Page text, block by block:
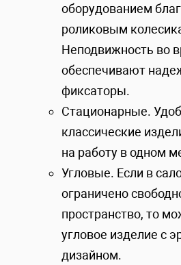
оборудованием
роликовым
Неподвижность во
обеспечивают
фиксаторы.
Стационарные.
классические
на работу в одном
Угловые. Если в
ограничено
пространство, то
угловое изделие с
дизайном.